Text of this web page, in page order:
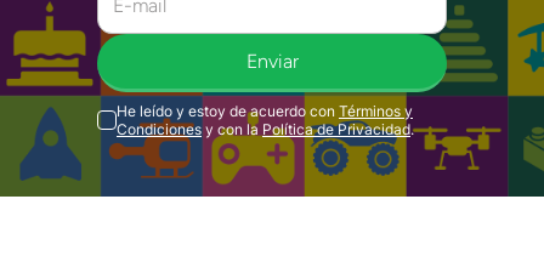
Enviar
He leído y estoy de acuerdo con Términos y
Condiciones y con la Política de Privacidad.